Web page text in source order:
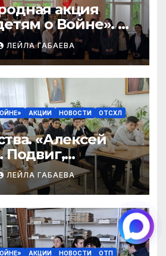
акция
о Войне». К
Великой
войне.
ЛЕЙЛА ГАБАЕВА
АКЦИИ НОВОСТИ
ОТСХЛ
«Алексей
Подвиг,
в историю» в
«Читаем
ЛЕЙЛА ГАБАЕВА
АКЦИИ НОВОСТИ ОТП